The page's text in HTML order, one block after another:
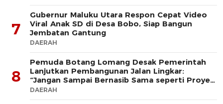
7
Gubernur Maluku Utara Respon Cepat Video
Viral Anak SD di Desa Bobo, Siap Bangun
Jembatan Gantung
DAERAH
8
Pemuda Botang Lomang Desak Pemerintah
Lanjutkan Pembangunan Jalan Lingkar:
“Jangan Sampai Bernasib Sama seperti Proyek
PLTD
DAERAH